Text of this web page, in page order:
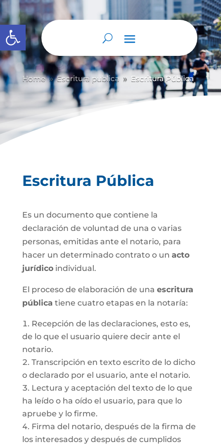
Abrir barra de herramientas
Home 9 Escritura publica 9 Escritura Pública
Escritura Pública
Es un documento que contiene la
declaración de voluntad de una o varias
personas, emitidas ante el notario, para
hacer un determinado contrato o un acto
jurídicoindividual.
El proceso de elaboración de una escritura
pública tiene cuatro etapas en la notaría:
Recepción de las declaraciones, esto es,
de lo que el usuario quiere decir ante el
notario.
Transcripción en texto escrito de lo dicho
o declarado por el usuario, ante el notario.
Lectura y aceptación del texto de lo que
ha leído o ha oído el usuario, para que lo
apruebe y lo firme.
Firma del notario, después de la firma de
los interesados y después de cumplidos